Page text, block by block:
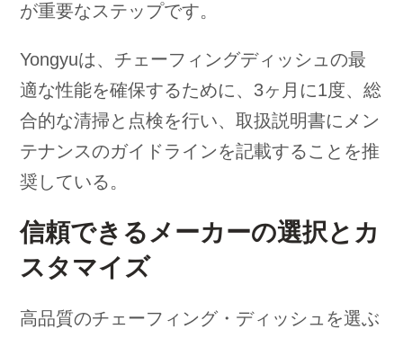
が重要なステップです。
Yongyuは、チェーフィングディッシュの最
適な性能を確保するために、3ヶ月に1度、総
合的な清掃と点検を行い、取扱説明書にメン
テナンスのガイドラインを記載することを推
奨している。
信頼できるメーカーの選択とカ
スタマイズ
高品質のチェーフィング・ディッシュを選ぶ